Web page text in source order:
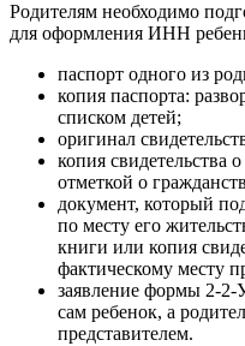
Родителям необходимо
для оформления ИНН
паспорт одного из
копия паспорта:
списком детей;
оригинал
копия
отметкой о
документ, который
по месту его
книги или копия
фактическому месту
заявление формы 2-2-
сам ребенок, а
представителем.